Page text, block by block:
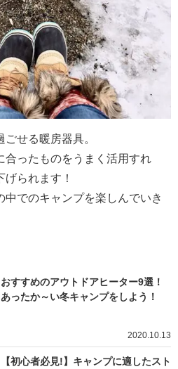
せる暖房器具。
合ったものをうまく活用すれ
られます！
でのキャンプを楽しんでいき
おすすめのアウトドアヒーター9選！
あったか～い冬キャンプをしよう！
2020.10.13
【初心者必見!】キャンプに適したスト